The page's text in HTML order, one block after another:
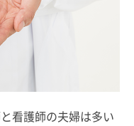
看護師の夫婦は多い